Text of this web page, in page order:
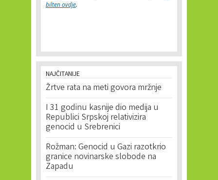
bilten ovdje.
NAJČITANIJE
Žrtve rata na meti govora mržnje
I 31 godinu kasnije dio medija u
Republici Srpskoj relativizira
genocid u Srebrenici
Rožman: Genocid u Gazi razotkrio
granice novinarske slobode na
Zapadu